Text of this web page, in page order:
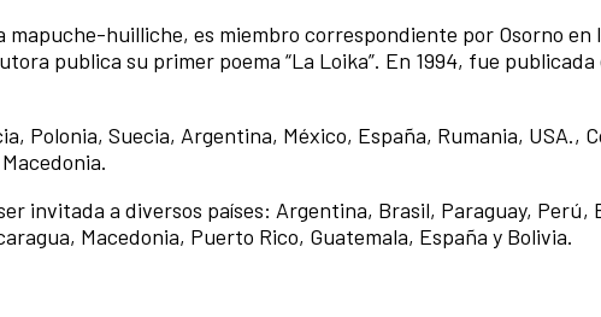
mapuche-huilliche, es miembro correspondiente por Osorno en
publica su primer poema “La Loika”. En 1994, fue publicada
Polonia, Suecia, Argentina, México, España, Rumania, USA.,
invitada a diversos países: Argentina, Brasil, Paraguay, Perú,
Macedonia, Puerto Rico, Guatemala, España y Bolivia.